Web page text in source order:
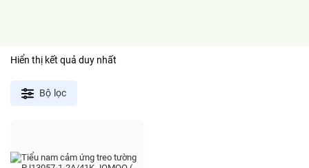
Hiển thị kết quả duy nhất
Bộ lọc